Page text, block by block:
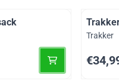
Merk:
Trakker
Prijs: